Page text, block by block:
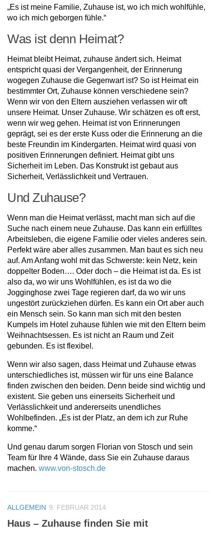
„Es ist meine Familie, Zuhause ist, wo ich mich wohlfühle,
wo ich mich geborgen fühle.“
Was ist denn Heimat?
Heimat bleibt Heimat, zuhause ändert sich. Heimat
entspricht quasi der Vergangenheit, der Erinnerung
wogegen Zuhause die Gegenwart ist? So ist Heimat ein
bestimmter Ort, Zuhause können verschiedene sein?
Wenn wir von den Eltern ausziehen verlassen wir oft
unsere Heimat. Unser Zuhause. Wir schätzen es oft erst,
wenn wir weg gehen. Heimat ist von Erinnerungen
geprägt, sei es der erste Kuss oder die Erinnerung an die
beste Freundin im Kindergarten. Heimat wird quasi von
positiven Erinnerungen definiert. Heimat gibt uns
Sicherheit im Leben. Das Konstrukt ist gebaut aus
Sicherheit, Verlässlichkeit und Vertrauen.
Und Zuhause?
Wenn man die Heimat verlässt, macht man sich auf die
Suche nach einem neue Zuhause. Das kann ein erfülltes
Arbeitsleben, die eigene Familie oder vieles anderes sein.
Perfekt wäre aber alles zusammen. Man baut es sich neu
auf. Am Anfang wohl mit das Schwerste: kein Netz, kein
doppelter Boden…. Oder doch – die Heimat ist da. Es ist
also da, wo wir uns Wohlfühlen, es ist da wo die
Jogginghose zwei Tage regieren darf, da wo wir uns
ungestört zurückziehen dürfen. Es kann ein Ort aber auch
ein Mensch sein. So kann man sich mit den besten
Kumpels im Hotel zuhause fühlen wie mit den Eltern beim
Weihnachtsessen. Es ist nicht an Raum und Zeit
gebunden. Es ist flexibel.
Wenn wir also sagen, dass Heimat und Zuhause etwas
unterschiedliches ist, müssen wir für uns eine Balance
finden zwischen den beiden. Denn beide sind wichtig und
existent. Sie geben uns einerseits Sicherheit und
Verlässlichkeit und andererseits unendliches
Wohlbefinden. „Es ist der Platz, an dem ich zur Ruhe
komme.“
Und genau darum sorgen Florian von Stosch und sein
Team für Ihre 4 Wände, dass Sie ein Zuhause daraus
machen. www.von-stosch.de
ALLGEMEIN 9. FEBRUAR 2014
Haus – Zuhause finden Sie mit